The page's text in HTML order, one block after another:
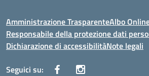
Amministrazione TrasparenteAlbo
Responsabile della protezione dati
Dichiarazione di accessibilitàNote legali
Seguici su: